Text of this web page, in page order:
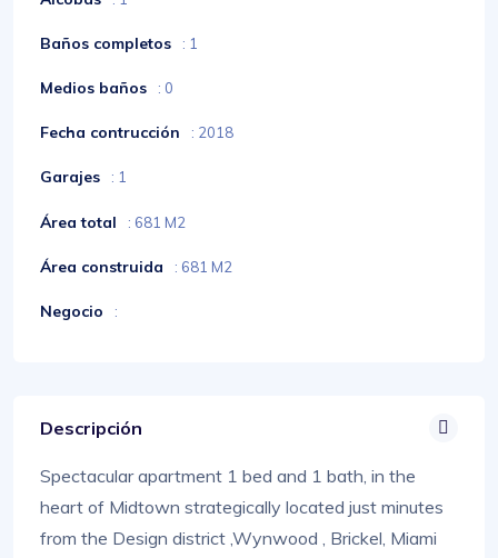
Baños completos : 1
Medios baños : 0
Fecha contrucción : 2018
Garajes : 1
Área total : 681 M2
Área construida : 681 M2
Negocio :
Descripción
Spectacular apartment 1 bed and 1 bath, in the
heart of Midtown strategically located just minutes
from the Design district ,Wynwood , Brickel, Miami